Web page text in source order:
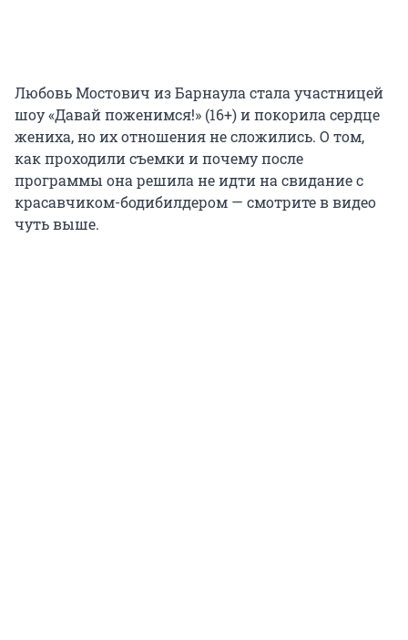
Любовь Мостович из Барнаула стала участницей
шоу «Давай поженимся!» (16+) и покорила сердце
жениха, но их отношения не сложились. О том,
как проходили съемки и почему после
программы она решила не идти на свидание с
красавчиком-бодибилдером — смотрите в видео
чуть выше.